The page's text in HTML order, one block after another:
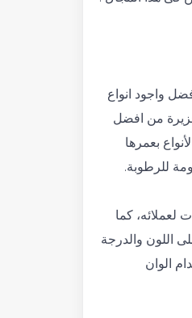
واجود انواع
من افضل
بعمرها
للرطوبة.
لعملائه، كما
اللون والدرجة
الوان